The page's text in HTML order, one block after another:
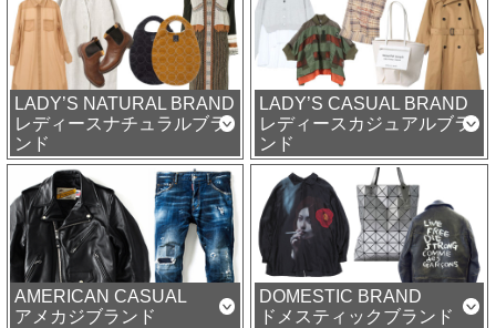
LADY’S NATURAL BRAND
レディースナチュラルブラ
ンド
LADY’S CASUAL BRAND
レディースカジュアルブラ
ンド
AMERICAN CASUAL
アメカジブランド
DOMESTIC BRAND
ドメスティックブランド